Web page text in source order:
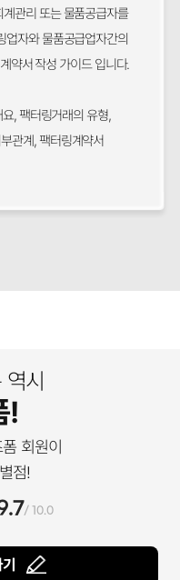
관리 또는 물품공급자를
업자와 물품공급업자간의
약서 작성 가이드 입니다.
, 팩터링거래의 유형,
관계, 팩터링계약서
시
!
회원이
점!
/ 10.0